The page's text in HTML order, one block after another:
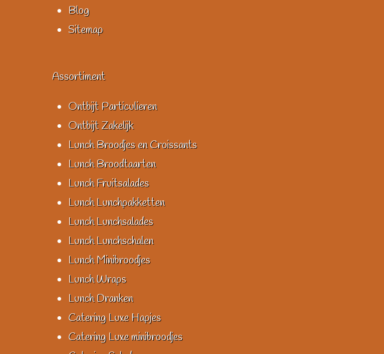
Blog
Sitemap
Assortiment
Ontbijt Particulieren
Ontbijt Zakelijk
Lunch Broodjes en Croissants
Lunch Broodtaarten
Lunch Fruitsalades
Lunch Lunchpakketten
Lunch Lunchsalades
Lunch Lunchschalen
Lunch Minibroodjes
Lunch Wraps
Lunch Dranken
Catering Luxe Hapjes
Catering Luxe minibroodjes